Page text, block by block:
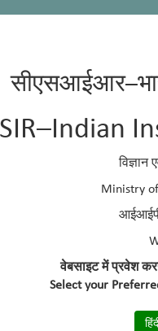
विज्ञान
Ministry
वेबसाइट में प्रवेश
Select your